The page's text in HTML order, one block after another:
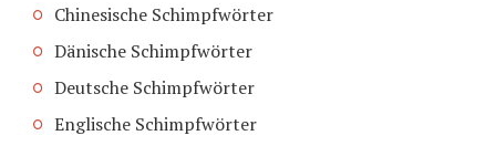
Chinesische Schimpfwörter
Dänische Schimpfwörter
Deutsche Schimpfwörter
Englische Schimpfwörter